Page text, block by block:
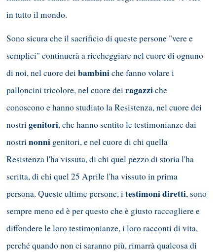
in tutto il mondo.
Sono sicura che il sacrificio di queste persone "vere e
semplici" continuerà a riecheggiare nel cuore di ognuno
di noi, nel cuore deibambiniche fanno volare i
palloncini tricolore, nel cuore deiragazziche
conoscono e hanno studiato la Resistenza, nel cuore dei
nostrigenitori, che hanno sentito le testimonianze dai
nostrinonni genitori, e nel cuore di chi quella
Resistenza l'ha vissuta, di chi quel pezzo di storia l'ha
scritta, di chi quel 25 Aprile l'ha vissuto in prima
persona. Queste ultime persone, itestimoni diretti, sono
sempre meno ed è per questo che è giusto raccogliere e
diffondere le loro testimonianze, i loro racconti di vita,
perché quando non ci saranno più, rimarrà qualcosa di